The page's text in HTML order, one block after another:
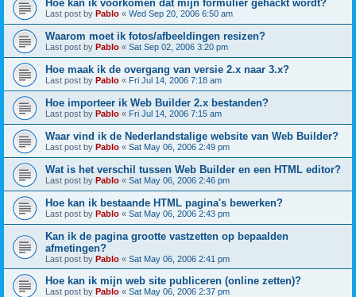
Hoe kan ik voorkomen dat mijn formulier gehackt wordt?
Last post by Pablo « Wed Sep 20, 2006 6:50 am
Waarom moet ik fotos/afbeeldingen resizen?
Last post by Pablo « Sat Sep 02, 2006 3:20 pm
Hoe maak ik de overgang van versie 2.x naar 3.x?
Last post by Pablo « Fri Jul 14, 2006 7:18 am
Hoe importeer ik Web Builder 2.x bestanden?
Last post by Pablo « Fri Jul 14, 2006 7:15 am
Waar vind ik de Nederlandstalige website van Web Builder?
Last post by Pablo « Sat May 06, 2006 2:49 pm
Wat is het verschil tussen Web Builder en een HTML editor?
Last post by Pablo « Sat May 06, 2006 2:46 pm
Hoe kan ik bestaande HTML pagina's bewerken?
Last post by Pablo « Sat May 06, 2006 2:43 pm
Kan ik de pagina grootte vastzetten op bepaalden
afmetingen?
Last post by Pablo « Sat May 06, 2006 2:41 pm
Hoe kan ik mijn web site publiceren (online zetten)?
Last post by Pablo « Sat May 06, 2006 2:37 pm